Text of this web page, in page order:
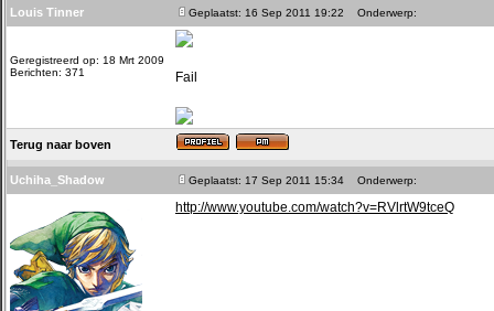
Louis Tinner Geplaatst: 16 Sep 2011 19:22 Onderwerp:
Geregistreerd op: 18 Mrt 2009
Berichten: 371
Fail
Terug naar boven
Uchiha_Shadow Geplaatst: 17 Sep 2011 15:34 Onderwerp:
http://www.youtube.com/watch?v=RVlrtW9tceQ